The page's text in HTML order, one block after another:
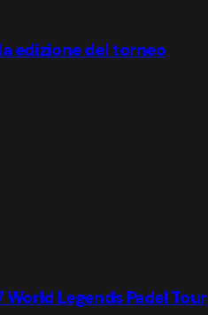
edizione del torneo
Legends Padel Tour